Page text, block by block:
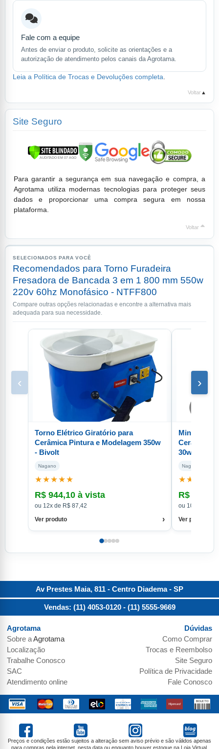
Fale com a equipe
Antes de enviar o produto, solicite as orientações e a
autorização de atendimento pelos canais da Agrotama.
Leia a Política de Trocas e Devoluções completa
Voltar ▲
Site Seguro
Para garantir a segurança em sua navegação e compra, a
Agrotama utiliza modernas tecnologias para proteger seus
dados e proporcionar uma compra segura em nossa
plataforma.
Voltar
SELECIONADOS PARA VOCÊ
Recomendados para Torno Furadeira
Fresadora de Bancada 3 em 1 800 mm 550w
220v 60hz Monofásico - NTFF800
Compare outras opções relacionadas e encontre a alternativa mais
adequada para sua necessidade.
‹
Torno Elétrico Giratório para
Cerâmica Pintura e Modelagem 350w
- Bivolt
Nagano
★★★★★
R$ 944,10 à vista
ou 12x de R$ 87,42
Ver produto
›
Mini Torno
Cerâmica
30w
Nagano
★★★★★
R$
ou 10x de R$
Ver produto
›
Av Prestes Maia, 811 - Centro Diadema- SP
Vendas: (11) 4053-0120 - (11) 5555-9669
Agrotama
Sobre aAgrotama
Localização
Trabalhe Conosco
SAC
Atendimento online
Dúvidas
Como Comprar
Trocas e Reembolso
Site Seguro
Política de Privacidade
Fale Conosco
Preços e condições estão sujeitos a alteração sem aviso prévio e são válidos apenas
para compras pela internet, nesta data ou enquanto houver estoque na Loja Virtual.